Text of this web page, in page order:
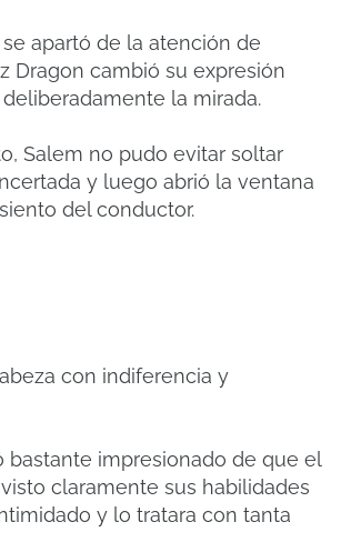
apartó de la atención de
Dragon cambió su expresión
la mirada.
Salem no pudo evitar soltar
y luego abrió la ventana
del conductor.
con indiferencia y
bastante impresionado de que el
claramente sus habilidades
y lo tratara con tanta